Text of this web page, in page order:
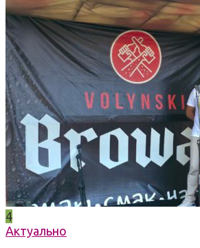
4
Актуально